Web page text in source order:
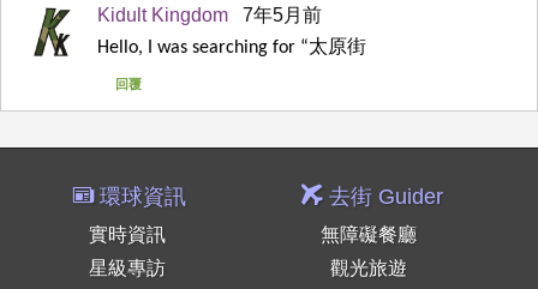
Kidult Kingdom 7年5月前
Hello, I was searching for “太原街
回覆
環球資訊
實時資訊
星級專訪
去街 Guider
無障礙餐廳
觀光旅遊